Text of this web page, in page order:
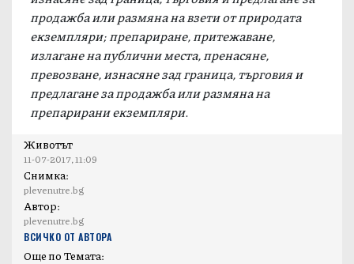
Животът
11-07-2017, 11:09
Снимка:
plevenutre.bg
Автор:
plevenutre.bg
ВСИЧКО ОТ АВТОРА
Още по Темата:
продажба или размяна на взети от природата
екземпляри; препариране, притежаване,
излагане на публични места, пренасяне,
превозване, изнасяне зад граница, търговия и
предлагане за продажба или размяна на
препарирани екземпляри.